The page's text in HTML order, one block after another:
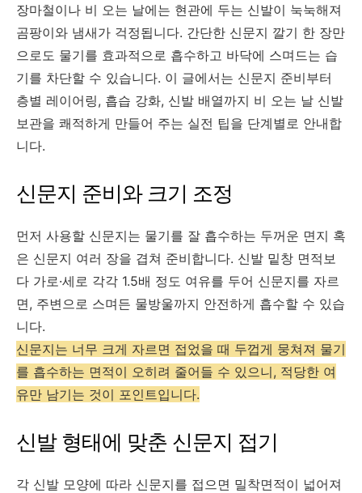
장마철이나 비 오는 날에는 현관에 두는 신발이 눅눅해져
곰팡이와 냄새가 걱정됩니다. 간단한 신문지 깔기 한 장만
으로도 물기를 효과적으로 흡수하고 바닥에 스며드는 습
기를 차단할 수 있습니다. 이 글에서는 신문지 준비부터
층별 레이어링, 흡습 강화, 신발 배열까지 비 오는 날 신발
보관을 쾌적하게 만들어 주는 실전 팁을 단계별로 안내합
니다.
신문지 준비와 크기 조정
먼저 사용할 신문지는 물기를 잘 흡수하는 두꺼운 면지 혹
은 신문지 여러 장을 겹쳐 준비합니다. 신발 밑창 면적보
다 가로·세로 각각 1.5배 정도 여유를 두어 신문지를 자르
면, 주변으로 스며든 물방울까지 안전하게 흡수할 수 있습
니다.
신문지는 너무 크게 자르면 접었을 때 두껍게 뭉쳐져 물기
를 흡수하는 면적이 오히려 줄어들 수 있으니, 적당한 여
유만 남기는 것이 포인트입니다.
신발 형태에 맞춘 신문지 접기
각 신발 모양에 따라 신문지를 접으면 밀착면적이 넓어져